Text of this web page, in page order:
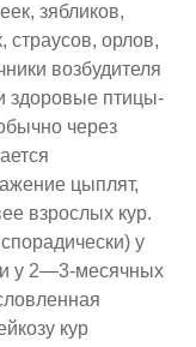
зябликов,
страусов, орлов,
возбудителя
здоровые птицы-
через
цыплят,
взрослых кур.
у
и у 2—3-месячных
кур